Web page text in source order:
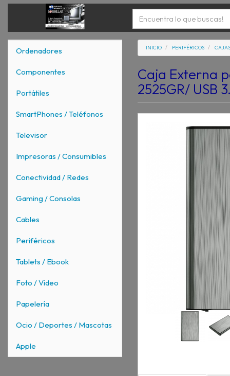
Ordenadores
Componentes
Portátiles
SmartPhones / Teléfonos
Televisor
Impresoras / Consumibles
Conectividad / Redes
Gaming / Consolas
Cables
Periféricos
Tablets / Ebook
Foto / Video
Papelería
Ocio / Deportes / Mascotas
Apple
INICIO PERIFÉRICOS
Caja Externa
2525GR/ USB